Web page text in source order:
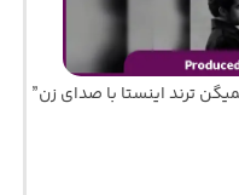
ترند اینستا با صدای زن”